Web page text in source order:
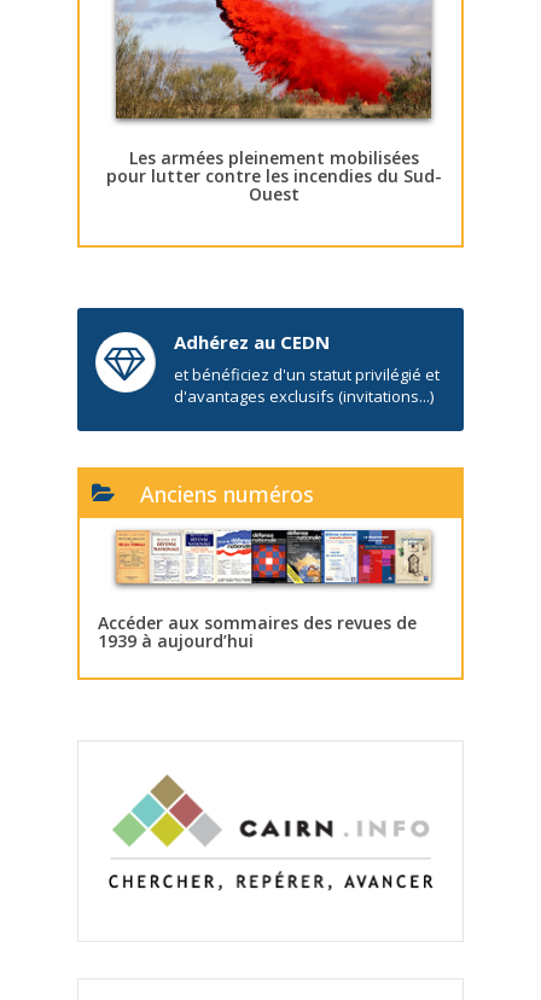
Les armées pleinement mobilisées
pour lutter contre les incendies du Sud-
Ouest
Adhérez au CEDN
et bénéficiez d'un statut privilégié et
d'avantages exclusifs (invitations...)
Anciens numéros
Accéder aux sommaires des revues de
1939 à aujourd’hui